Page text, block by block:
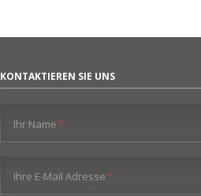
KONTAKTIEREN SIE UNS
Pflichtfeld
Ihr Name*
Pflichtfeld
Ihre E-Mail Adresse*